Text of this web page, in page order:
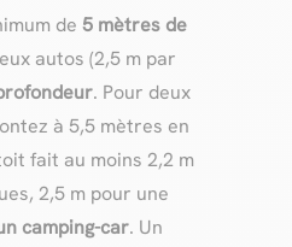
de 5 mètres de
autos (2,5 m par
. Pour deux
à 5,5 mètres en
fait au moins 2,2 m
2,5 m pour une
camping-car. Un